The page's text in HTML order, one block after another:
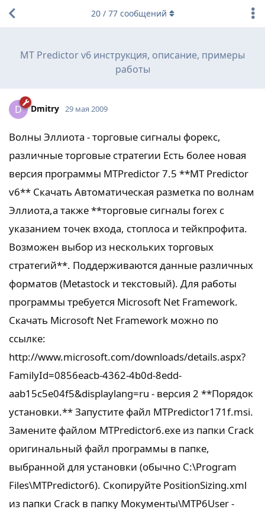
MT Predictor v6 инструкция, описание, примеры
работы
20/ 77сообщений
D Dmitry 29 мая 2009
Волны Эллиота - торговые сигналы форекс,
различные торговые стратегии Есть более новая
версия программы MTPredictor 7.5 **MT Predictor
v6** Скачать Автоматическая разметка по волнам
Эллиота,а также **торговые сигналы forex с
указанием точек входа, стоплоса и тейкпрофита.
Возможен выбор из нескольких торговых
стратегий**. Поддерживаются данные различных
форматов (Metastock и текстовый). Для работы
программы требуется Microsoft Net Framework.
Скачать Microsoft Net Framework можно по
ссылке:
http://www.microsoft.com/downloads/details.aspx?
FamilyId=0856eacb-4362-4b0d-8edd-
aab15c5e04f5&displaylang=ru - версия 2 **Порядок
установки.** Запустите файл MTPredictor171f.msi.
Замените файлом MTPredictor6.exe из папки Crack
оригинальный файл программы в папке,
выбранной для установки (обычно C:\Program
Files\MTPredictor6). Скопируйте PositionSizing.xml
из папки Crack в папку Мокументы\MTP6User -